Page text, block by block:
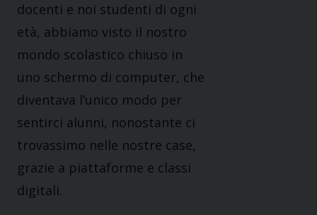
docenti e noi studenti di ogni
età, abbiamo visto il nostro
mondo scolastico chiuso in
uno schermo di computer, che
diventava l’unico modo per
sentirci alunni, nonostante ci
trovassimo nelle nostre case,
grazie a piattaforme e classi
digitali.